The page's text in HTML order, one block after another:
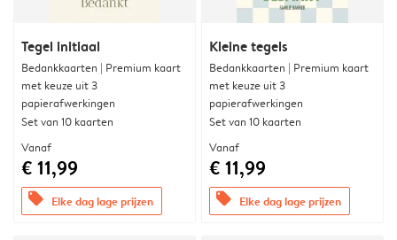
Tegel initiaal
Bedankkaarten | Premium kaart
met keuze uit 3
papierafwerkingen
Set van 10 kaarten
Vanaf
€ 11,99
offers Elke dag lage prijzen
Kleine tegels
Bedankkaarten | Premium kaart
met keuze uit 3
papierafwerkingen
Set van 10 kaarten
Vanaf
€ 11,99
offers Elke dag lage prijzen